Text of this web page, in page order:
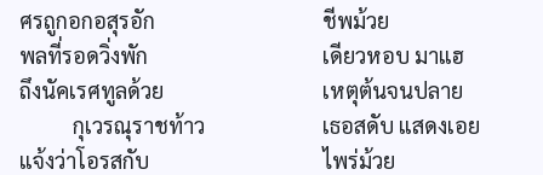
ศรถูกอกอสุรอัก
ชีพม้วย
พลที่รอดวิ่งพัก
เดียวหอบ มาแฮ
ถึงนัคเรศทูลด้วย
เหตุต้นจนปลาย
กุเวรณุราชท้าว
เธอสดับ แสดงเอย
แจ้งว่าโอรสกับ
ไพร่ม้วย